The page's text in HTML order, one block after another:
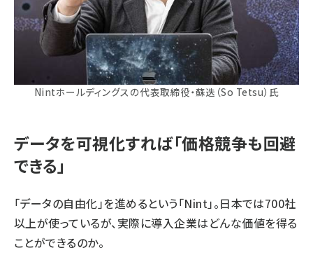
Nintホールディングスの代表取締役・蘇迭（So Tetsu）氏
データを可視化すれば「価格競争も回避
できる」
「データの自由化」を進めるという「Nint」。日本では700社
以上が使っているが、実際に導入企業はどんな価値を得る
ことができるのか。